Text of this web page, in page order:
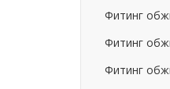
Фитинг
Фитинг
Фитинг